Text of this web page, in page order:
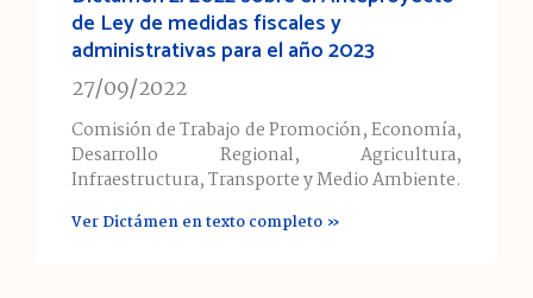
de Ley de medidas fiscales y
administrativas para el año 2023
27/09/2022
Comisión de Trabajo de Promoción, Economía,
Desarrollo Regional, Agricultura,
Infraestructura, Transporte y Medio Ambiente.
Ver Dictámen en texto completo »